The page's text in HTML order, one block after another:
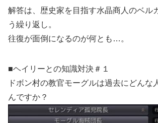
解答は、歴史家を目指す水晶商人のベル
う繰り返し。
往復が面倒になるのが何とも…。
■ヘイリーとの知識対決＃１
ドボン村の教官モーグルは過去にどんな
んですか？